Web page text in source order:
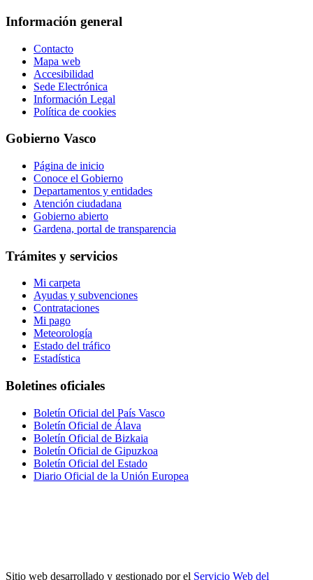
Información general
Contacto
Mapa web
Accesibilidad
Sede Electrónica
Información Legal
Política de cookies
Gobierno Vasco
Página de inicio
Conoce el Gobierno
Departamentos y entidades
Atención ciudadana
Gobierno abierto
Gardena, portal de transparencia
Trámites y servicios
Mi carpeta
Ayudas y subvenciones
Contrataciones
Mi pago
Meteorología
Estado del tráfico
Estadística
Boletines oficiales
Boletín Oficial del País Vasco
Boletín Oficial de Álava
Boletín Oficial de Bizkaia
Boletín Oficial de Gipuzkoa
Boletín Oficial del Estado
Diario Oficial de la Unión Europea
Sitio web desarrollado y gestionado por el Servicio Web del